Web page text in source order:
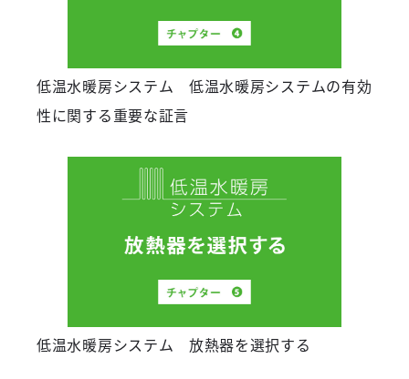
低温水暖房システム 低温水暖房システムの有効
性に関する重要な証言
低温水暖房システム 放熱器を選択する